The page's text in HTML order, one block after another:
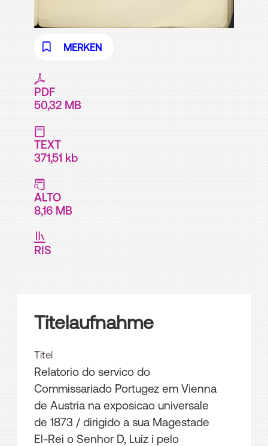
MERKEN
PDF
50,32 MB
TEXT
371,51 kb
ALTO
8,16 MB
RIS
Titelaufnahme
Titel
Relatorio do servico do
Commissariado Portugez em Vienna
de Austria na exposicao universale
de 1873 / dirigido a sua Magestade
El-Rei o Senhor D, Luiz i pelo